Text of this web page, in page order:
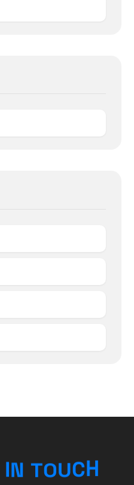
IN TOUCH